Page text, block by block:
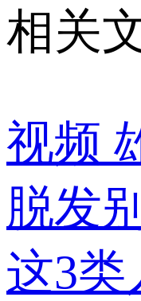
相关
视频
脱发
这3类